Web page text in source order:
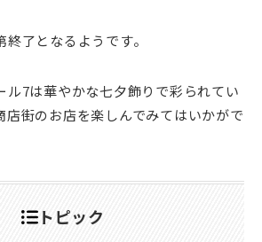
了となるようです。
ル7は華やかな七夕飾りで彩られてい
店街のお店を楽しんでみてはいかがで
トピック